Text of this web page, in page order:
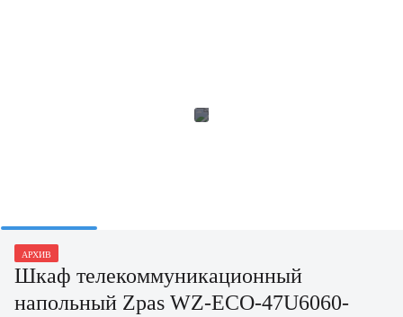
АРХИВ
Шкаф телекоммуникационный
напольный Zpas WZ-ECO-47U6060-